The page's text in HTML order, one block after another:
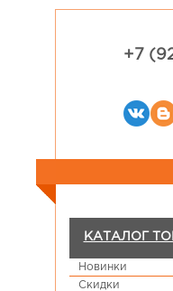
+7
КАТАЛОГ
Новинки
Скидки